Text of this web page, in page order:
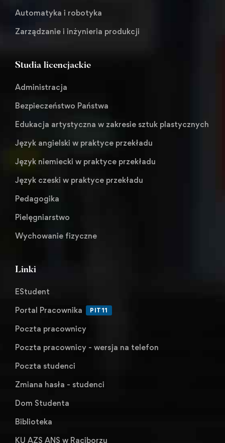
Automatyka i robotyka
Zarządzanie i inżynieria produkcji
Studia licencjackie
Administracja
Bezpieczeństwo Państwa
Edukacja artystyczna w zakresie sztuk plastycznych
Język angielski w praktyce przekładu
Język niemiecki w praktyce przekładu
Język czeski w praktyce przekładu
Pedagogika
Pielęgniarstwo
Wychowanie fizyczne
Linki
EStudent
Portal Pracownika
PIT11
Poczta pracownicy
Poczta pracownicy - wersja na telefon
Poczta studenci
Zmiana hasła - studenci
Dom Studenta
Biblioteka
KU AZS ANS w Raciborzu